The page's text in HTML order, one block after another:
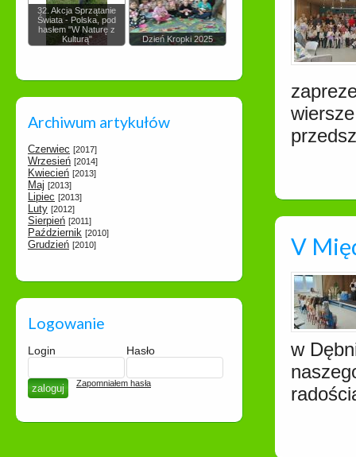
32. Akcja Sprzątanie
Świata - Polska, pod
hasłem "W Naturę z
Kulturą"
Dzień Kropki 2025
Archiwum artykułów
Czerwiec [2017]
Wrzesień [2014]
Kwiecień [2013]
Maj [2013]
Lipiec [2013]
Luty [2012]
Sierpień [2011]
Październik [2010]
Grudzień [2010]
Logowanie
Login Hasło
Zapomniałem hasła
V
w